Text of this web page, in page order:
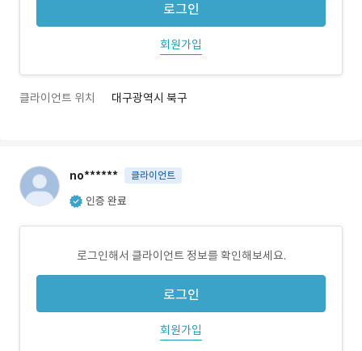
로그인
회원가입
클라이언트 위치 대구광역시 북구
no****** 클라이언트
인증 완료
로그인해서 클라이언트 정보를 확인해보세요.
로그인
회원가입